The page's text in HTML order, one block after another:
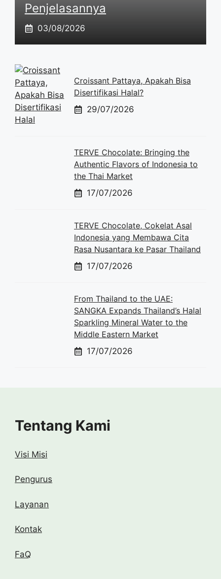
Penjelasannya
03/08/2026
Croissant Pattaya, Apakah Bisa
Disertifikasi Halal?
29/07/2026
TERVE Chocolate: Bringing the
Authentic Flavors of Indonesia to
the Thai Market
17/07/2026
TERVE Chocolate, Cokelat Asal
Indonesia yang Membawa Cita
Rasa Nusantara ke Pasar Thailand
17/07/2026
From Thailand to the UAE:
SANGKA Expands Thailand’s Halal
Sparkling Mineral Water to the
Middle Eastern Market
17/07/2026
Tentang Kami
Visi Misi
Pengurus
Layanan
Kontak
FaQ